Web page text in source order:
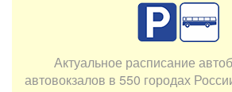
Актуальное расписание
автовокзалов в 550 городах